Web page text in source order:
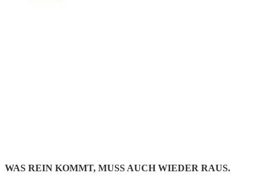
WAS REIN KOMMT, MUSS AUCH WIEDER RAUS.